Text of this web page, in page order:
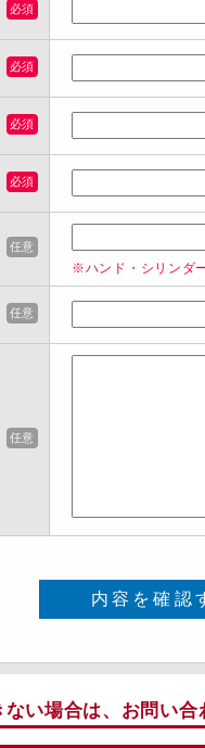
必須
必須
必須
必須
任意
※ハンド・シリンダ
任意
任意
内容を確認
い場合は、お問い合